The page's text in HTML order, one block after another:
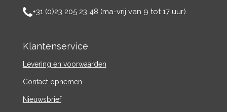
+31 (0)23 205 23 48 (ma-vrij van 9 tot 17 uur).
Klantenservice
Levering en voorwaarden
Contact opnemen
Nieuwsbrief